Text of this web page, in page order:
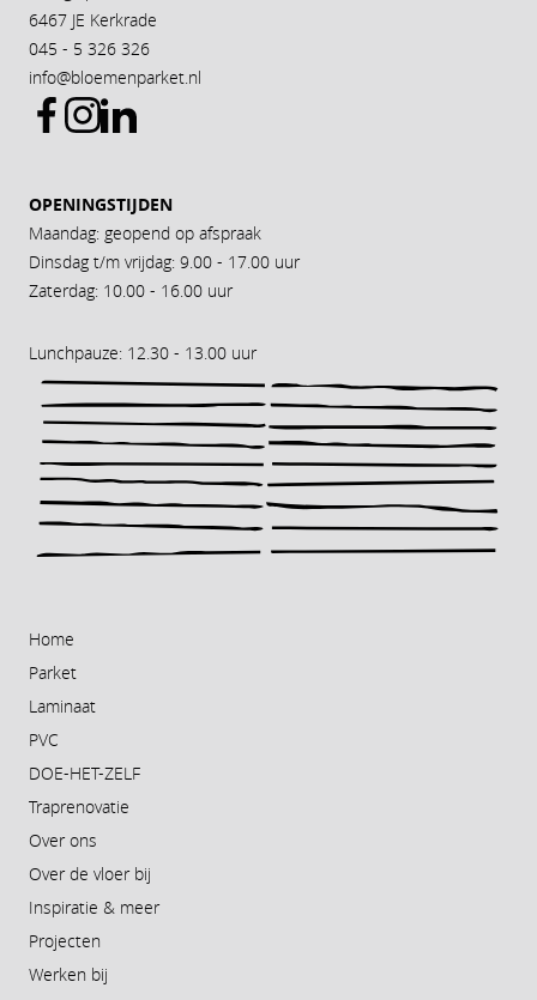
6467 JE Kerkrade
045 - 5 326 326
info@bloemenparket.nl
OPENINGSTIJDEN
Maandag: geopend op afspraak
Dinsdag t/m vrijdag: 9.00 - 17.00 uur
Zaterdag: 10.00 - 16.00 uur
Lunchpauze: 12.30 - 13.00 uur
Home
Parket
Laminaat
PVC
DOE-HET-ZELF
Traprenovatie
Over ons
Over de vloer bij
Inspiratie & meer
Projecten
Werken bij